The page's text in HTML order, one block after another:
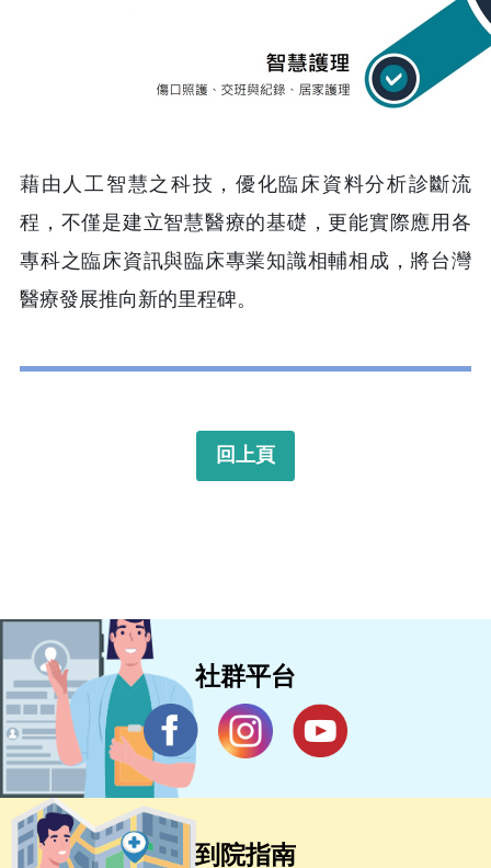
藉由人工智慧之科技，優化臨床資料分析診斷流
程，不僅是建立智慧醫療的基礎，更能實際應用各
專科之臨床資訊與臨床專業知識相輔相成， 將台灣
醫療發展推向新的里程碑。
回上頁
社群平台
到院指南